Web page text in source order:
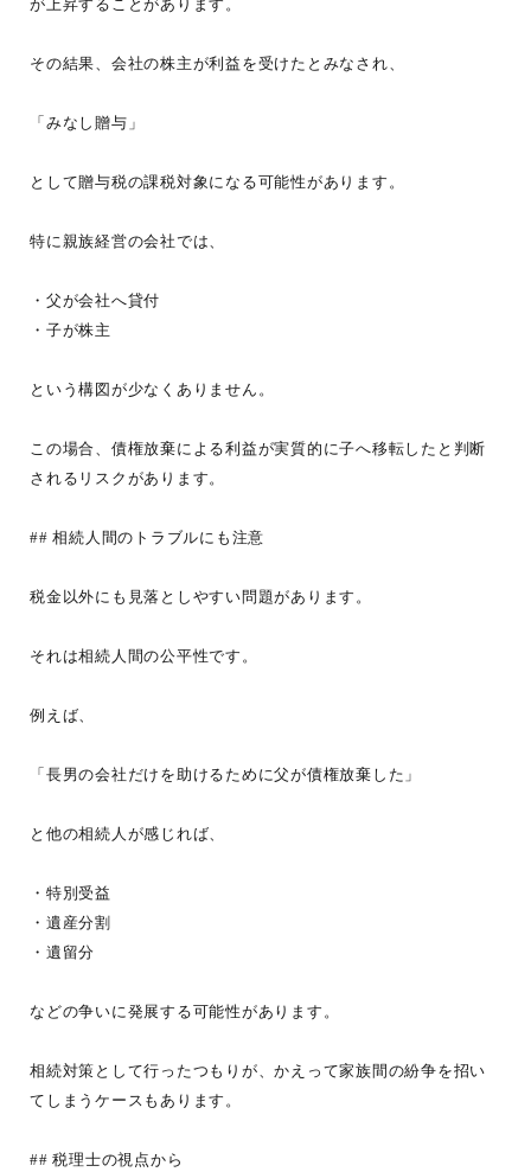
が上昇することがあります。
その結果、会社の株主が利益を受けたとみなされ、
「みなし贈与」
として贈与税の課税対象になる可能性があります。
特に親族経営の会社では、
・父が会社へ貸付
・子が株主
という構図が少なくありません。
この場合、債権放棄による利益が実質的に子へ移転したと判断
されるリスクがあります。
## 相続人間のトラブルにも注意
税金以外にも見落としやすい問題があります。
それは相続人間の公平性です。
例えば、
「長男の会社だけを助けるために父が債権放棄した」
と他の相続人が感じれば、
・特別受益
・遺産分割
・遺留分
などの争いに発展する可能性があります。
相続対策として行ったつもりが、かえって家族間の紛争を招い
てしまうケースもあります。
## 税理士の視点から